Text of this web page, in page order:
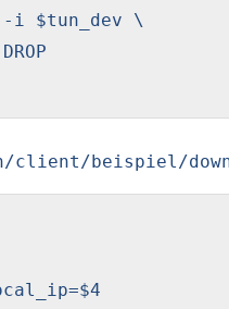
i $tun_dev \
client/beispiel/